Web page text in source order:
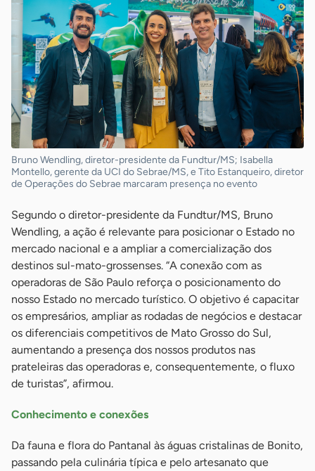
Bruno Wendling, diretor-presidente da Fundtur/MS; Isabella
Montello, gerente da UCI do Sebrae/MS, e Tito Estanqueiro, diretor
de Operações do Sebrae marcaram presença no evento
Segundo o diretor-presidente da Fundtur/MS, Bruno
Wendling, a ação é relevante para posicionar o Estado no
mercado nacional e a ampliar a comercialização dos
destinos sul-mato-grossenses. “A conexão com as
operadoras de São Paulo reforça o posicionamento do
nosso Estado no mercado turístico. O objetivo é capacitar
os empresários, ampliar as rodadas de negócios e destacar
os diferenciais competitivos de Mato Grosso do Sul,
aumentando a presença dos nossos produtos nas
prateleiras das operadoras e, consequentemente, o fluxo
de turistas”, afirmou.
Conhecimento e conexões
Da fauna e flora do Pantanal às águas cristalinas de Bonito,
passando pela culinária típica e pelo artesanato que